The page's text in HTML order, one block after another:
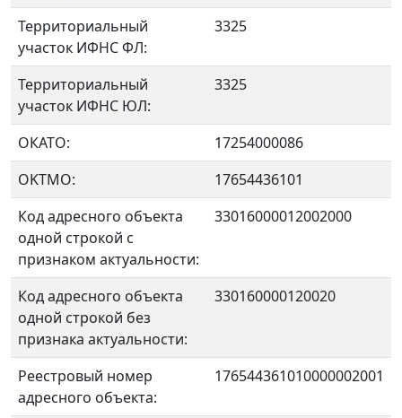
Территориальный
участок ИФНС ФЛ:
3325
Территориальный
участок ИФНС ЮЛ:
3325
ОКАТО:
17254000086
OKTMO:
17654436101
Код адресного объекта
одной строкой с
признаком актуальности:
33016000012002000
Код адресного объекта
одной строкой без
признака актуальности:
330160000120020
Реестровый номер
адресного объекта:
176544361010000002001